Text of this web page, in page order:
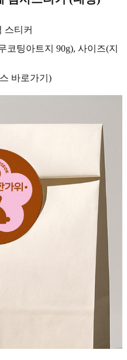
스티커
코팅아트지 90g), 사이즈(지
바로가기)